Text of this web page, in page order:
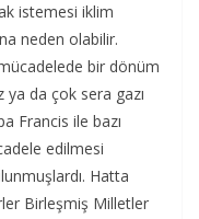
istemesi iklim
neden olabilir.
bir dönüm
da çok sera gazı
Francis ile bazı
edilmesi
Hatta
Birleşmiş Milletler